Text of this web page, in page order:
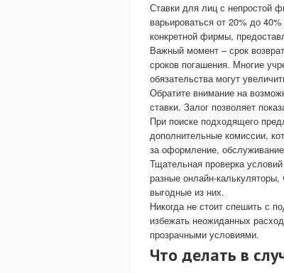
Ставки для лиц с непростой
варьироваться от 20% до
конкретной фирмы,
Важный момент – срок
сроков погашения. Многие
обязательства могут
Обратите внимание на
ставки. Залог позволяет
При поиске подходящего
дополнительные комиссии,
за оформление,
Тщательная проверка
разные онлайн-
выгодные из них.
Никогда не стоит спешить с
избежать неожиданных
прозрачными условиями.
Что делать в